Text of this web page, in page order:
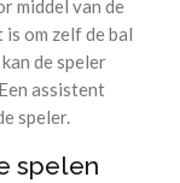
middel van de
om zelf de bal
de speler
assistent
speler.
spelen